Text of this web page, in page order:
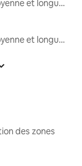
Locations moyenne et longue durée
Locations moyenne et longue durée
des zones